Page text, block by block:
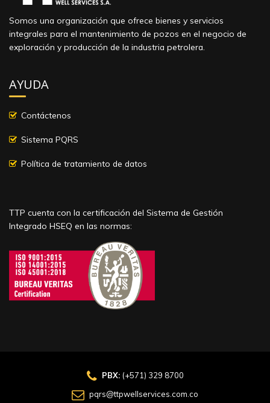
Somos una organización que ofrece bienes y servicios
integrales para el mantenimiento de pozos en el negocio de
exploración y producción de la industria petrolera.
AYUDA
Contáctenos
Sistema PQRS
Política de tratamiento de datos
TTP cuenta con la certificación del Sistema de Gestión
Integrado HSEQ en las normas:
PBX: (+571) 329 8700
pqrs@ttpwellservices.com.co